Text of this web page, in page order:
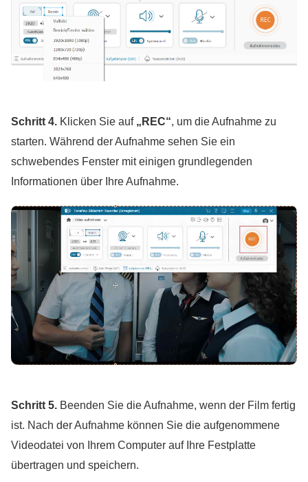
Schritt 4.Klicken Sie auf „REC“, um die Aufnahme zu
starten. Während der Aufnahme sehen Sie ein
schwebendes Fenster mit einigen grundlegenden
Informationen über Ihre Aufnahme.
Schritt 5. Beenden Sie die Aufnahme, wenn der Film fertig
ist. Nach der Aufnahme können Sie die aufgenommene
Videodatei von Ihrem Computer auf Ihre Festplatte
übertragen und speichern.